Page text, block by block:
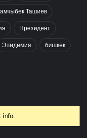
Ташиев
Президент
Эпидемия бишкек